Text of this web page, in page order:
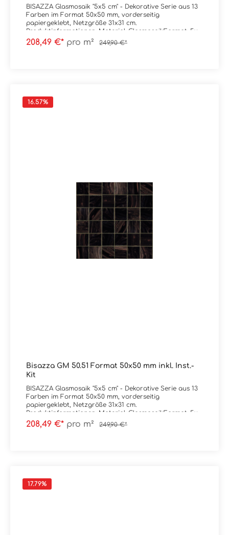
BISAZZA Glasmosaik "5x5 cm" - Dekorative Serie aus 13
Farben im Format 50x50 mm, vorderseitig
papiergeklebt, Netzgröße 31x31 cm.
Produktinformationen: Material: GlasmosaikFormat: 5x5
cm (Netz = 31x31 cm)Stärke: 4,5 mmFarbe: GM
50.49Gewicht: 9 kg/m²Trittsicherheit: --
208,49 €* pro m² 249,90 €*
16.57%
Bisazza GM 50.51 Format 50x50 mm inkl. Inst.-
Kit
BISAZZA Glasmosaik "5x5 cm" - Dekorative Serie aus 13
Farben im Format 50x50 mm, vorderseitig
papiergeklebt, Netzgröße 31x31 cm.
Produktinformationen: Material: GlasmosaikFormat: 5x5
cm (Netz = 31x31 cm)Stärke: 4,5 mmFarbe: GM
50.51Gewicht: 9 kg/m²Trittsicherheit: --
208,49 €* pro m² 249,90 €*
17.79%